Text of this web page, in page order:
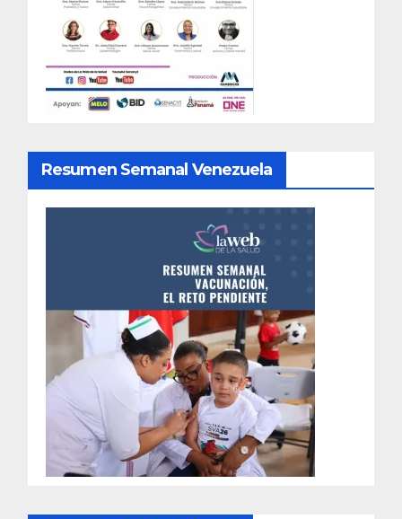
Resumen Semanal Venezuela